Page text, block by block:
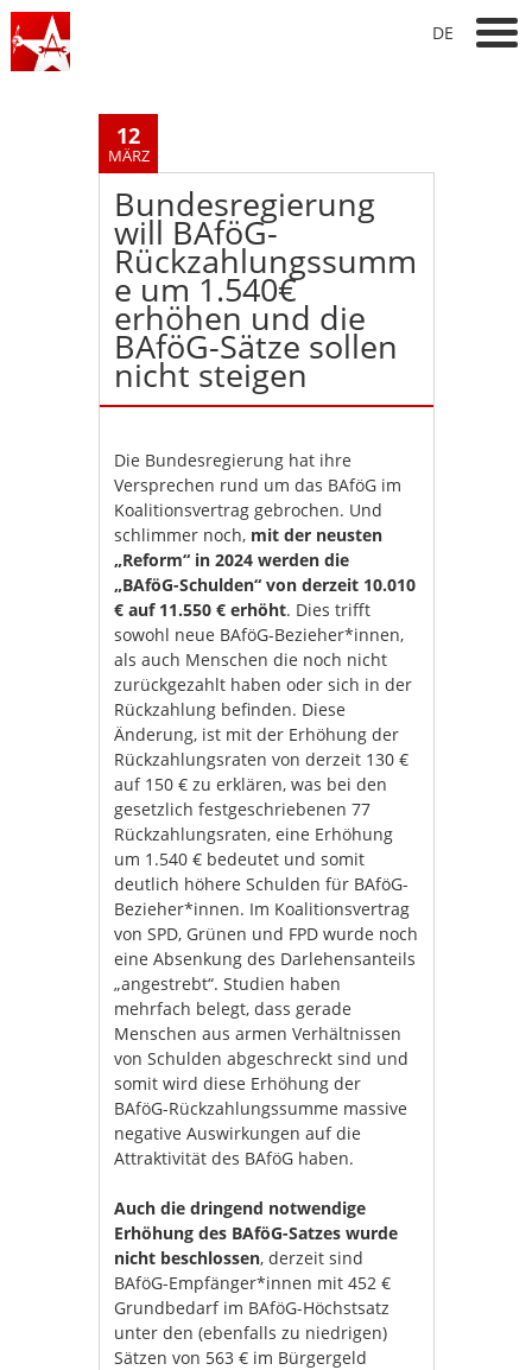
DE
12
MÄRZ
Bundesregierung
will BAföG-
Rückzahlungssumm
e um 1.540€
erhöhen und die
BAföG-Sätze sollen
nicht steigen
Die Bundesregierung hat ihre
Versprechen rund um das BAföG im
Koalitionsvertrag gebrochen. Und
schlimmer noch, mit der neusten
„Reform“ in 2024 werden die
„BAföG-Schulden“ von derzeit 10.010
€ auf 11.550 € erhöht. Dies trifft
sowohl neue BAföG-Bezieher*innen,
als auch Menschen die noch nicht
zurückgezahlt haben oder sich in der
Rückzahlung befinden. Diese
Änderung, ist mit der Erhöhung der
Rückzahlungsraten von derzeit 130 €
auf 150 € zu erklären, was bei den
gesetzlich festgeschriebenen 77
Rückzahlungsraten, eine Erhöhung
um 1.540 € bedeutet und somit
deutlich höhere Schulden für BAföG-
Bezieher*innen. Im Koalitionsvertrag
von SPD, Grünen und FPD wurde noch
eine Absenkung des Darlehensanteils
„angestrebt“. Studien haben
mehrfach belegt, dass gerade
Menschen aus armen Verhältnissen
von Schulden abgeschreckt sind und
somit wird diese Erhöhung der
BAföG-Rückzahlungssumme massive
negative Auswirkungen auf die
Attraktivität des BAföG haben.
Auch die dringend notwendige
Erhöhung des BAföG-Satzes wurde
nicht beschlossen, derzeit sind
BAföG-Empfänger*innen mit 452 €
Grundbedarf im BAföG-Höchstsatz
unter den (ebenfalls zu niedrigen)
Sätzen von 563 € im Bürgergeld